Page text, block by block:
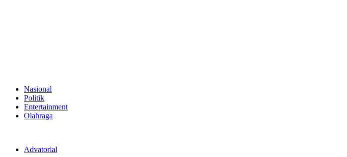
Nasional
Politik
Entertainment
Olahraga
Advatorial